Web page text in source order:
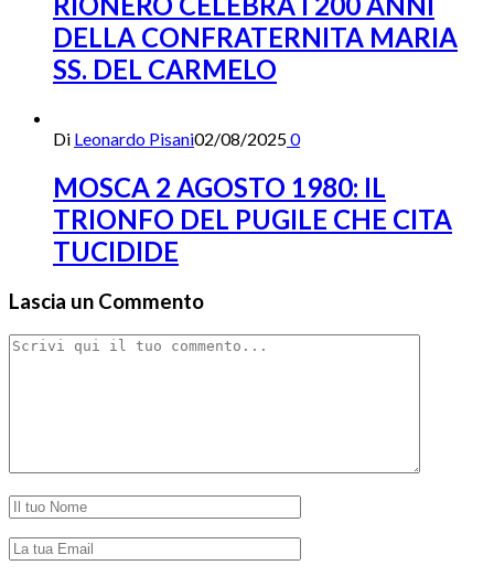
DELLA CONFRATERNITA MARIA
SS. DEL CARMELO
Di Leonardo Pisani02/08/20250
MOSCA 2 AGOSTO 1980: IL
TRIONFO DEL PUGILE CHE CITA
TUCIDIDE
Lascia un Commento